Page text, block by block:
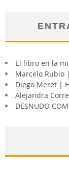
El libro en la
Marcelo Rubio
Diego Meret |
Alejandra
DESNUDO